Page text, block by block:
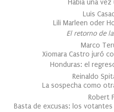
Había una
Luis
Lili Marleen oder
El retorno de
Marco
Xiomara Castro juró
Honduras: el
Reinaldo
La sospecha como
Robert
Basta de excusas: los